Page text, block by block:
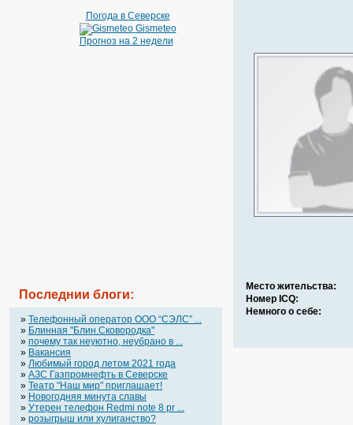
Погода в Северске
Gismeteo
Прогноз на 2 недели
Последнии блоги:
» Телефонный оператор OOO “СЭЛС” ...
» Блинная "Блин.Сковородка"
» почему так неуютно, неубрано в ...
» Вакансия
» Любимый город летом 2021 года
» АЗС Газпромнефть в Северске
» Театр "Наш мир" приглашает!
» Новогодняя минута славы
» Утерен телефон Redmi note 8 pr ...
» розыгрыш или хулиганство?
Место жительства:
Номер ICQ:
Немного о себе: